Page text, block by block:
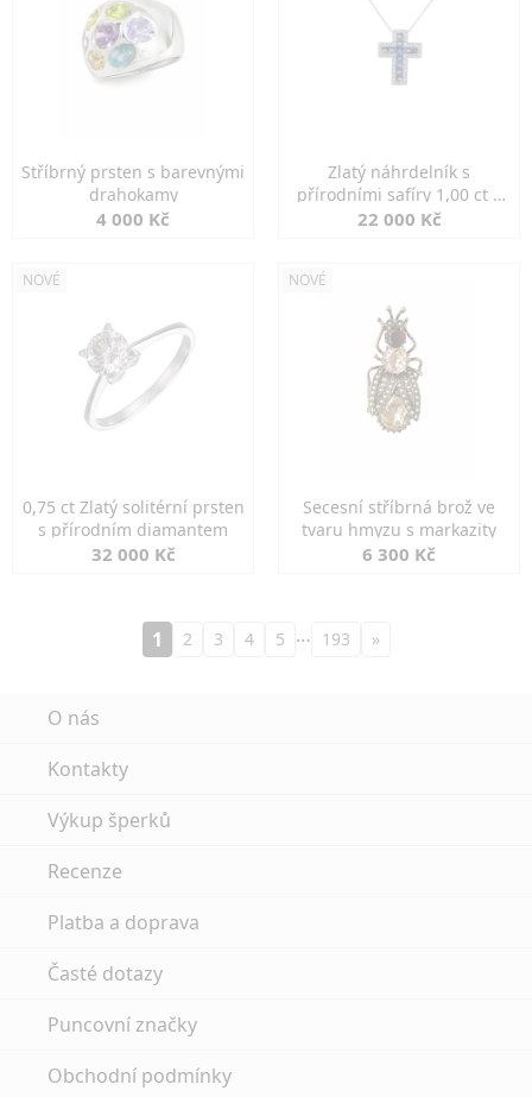
Stříbrný prsten s barevnými
drahokamy
4 000 Kč
Zlatý náhrdelník s
přírodními safíry 1,00 ct a
diamanty
22 000 Kč
NOVÉ
0,75 ct Zlatý solitérní prsten
s přírodním diamantem
32 000 Kč
NOVÉ
Secesní stříbrná brož ve
tvaru hmyzu s markazity
6 300 Kč
1 2 3 4 5 … 193 »
O nás
Kontakty
Výkup šperků
Recenze
Platba a doprava
Časté dotazy
Puncovní značky
Obchodní podmínky